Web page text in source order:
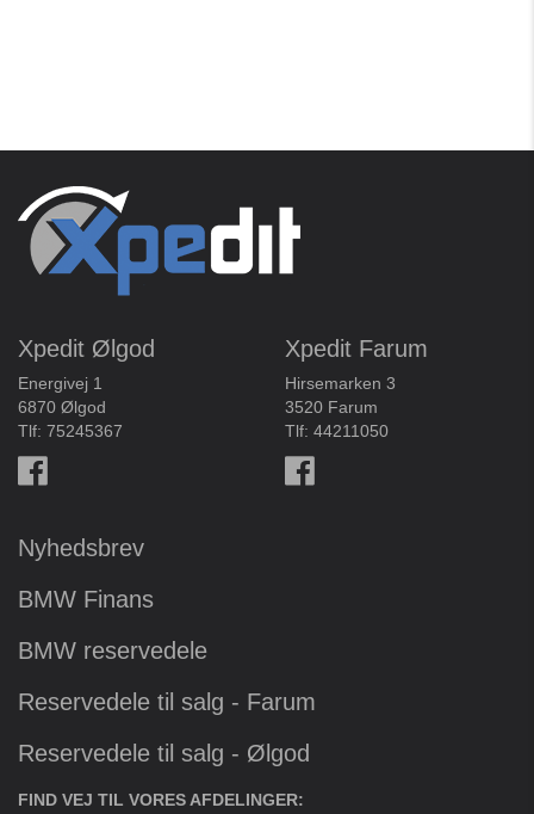
Xpedit Ølgod
Energivej 1
6870 Ølgod
Tlf: 75245367
Xpedit Farum
Hirsemarken 3
3520 Farum
Tlf: 44211050
Nyhedsbrev
BMW Finans
BMW reservedele
Reservedele til salg - Farum
Reservedele til salg - Ølgod
FIND VEJ TIL VORES AFDELINGER: